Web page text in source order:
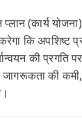
प्लान (कार्य
कि अपशिष्ट
की प्रगति
जागरूकता की